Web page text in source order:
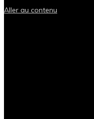
Aller au contenu